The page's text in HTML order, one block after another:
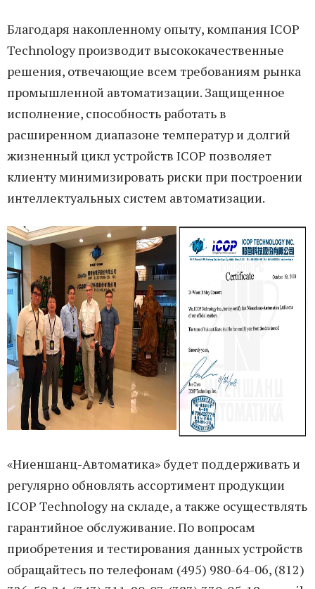
Благодаря накопленному опыту, компания ICOP
Technology производит высококачественные
решения, отвечающие всем требованиям рынка
промышленной автоматизации. Защищенное
исполнение, способность работать в
расширенном диапазоне температур и долгий
жизненный цикл устройств ICOP позволяет
клиенту минимизировать риски при построении
интеллектуальных систем автоматизации.
«Ниеншанц-Автоматика» будет поддерживать и
регулярно обновлять ассортимент продукции
ICOP Technology на складе, а также осуществлять
гарантийное обслуживание. По вопросам
приобретения и тестирования данных устройств
обращайтесь по телефонам (495) 980-64-06, (812)